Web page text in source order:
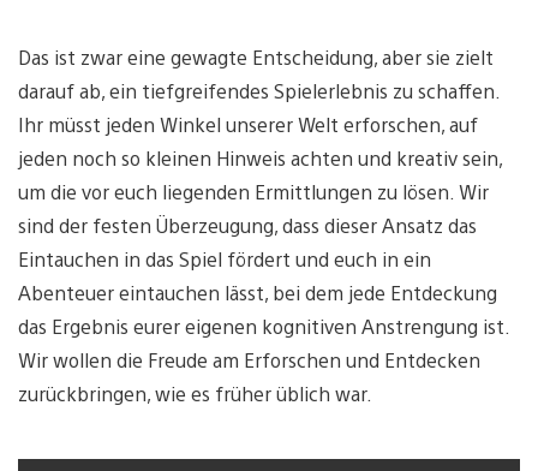
Das ist zwar eine gewagte Entscheidung, aber sie zielt
darauf ab, ein tiefgreifendes Spielerlebnis zu schaffen.
Ihr müsst jeden Winkel unserer Welt erforschen, auf
jeden noch so kleinen Hinweis achten und kreativ sein,
um die vor euch liegenden Ermittlungen zu lösen. Wir
sind der festen Überzeugung, dass dieser Ansatz das
Eintauchen in das Spiel fördert und euch in ein
Abenteuer eintauchen lässt, bei dem jede Entdeckung
das Ergebnis eurer eigenen kognitiven Anstrengung ist.
Wir wollen die Freude am Erforschen und Entdecken
zurückbringen, wie es früher üblich war.